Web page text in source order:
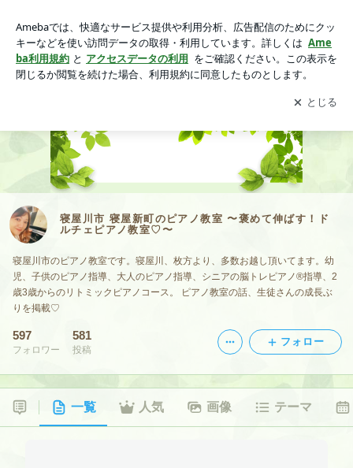
アノ教室♡〜 -2ページ目
アプリをダウンロードして ブログの更新通知
を受け取りまし
ょう。
開く
寝屋川市 寝屋新町のピアノ教室 〜褒めて伸ばす！ド
ルチェピアノ教室♡〜
寝屋川市のピアノ教室です。寝屋川、枚方より、多数お越し頂いてます。幼
児、子供のピアノ指導、大人のピアノ指導、シニアの脳トレピアノ®︎指導、2
歳3歳からのリトミックピアノコース。 ピアノ教室の話、生徒さんの成長ぶ
りを掲載♡
597
フォロワー
581
投稿
フォロー
一覧 人気 画像 テーマ